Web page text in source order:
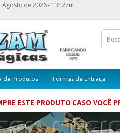
Agosto de 2026 - 13h27m
de Produtos Formas de Entrega
ESTE PRODUTO CASO VOCÊ